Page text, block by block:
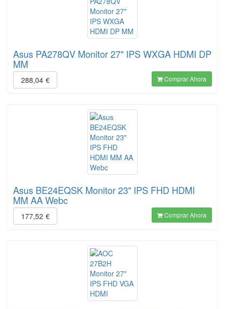
Asus PA278QV Monitor 27" IPS WXGA HDMI DP
MM
288,04 € Comprar Ahora
Asus BE24EQSK Monitor 23" IPS FHD HDMI
MM AA Webc
177,52 € Comprar Ahora